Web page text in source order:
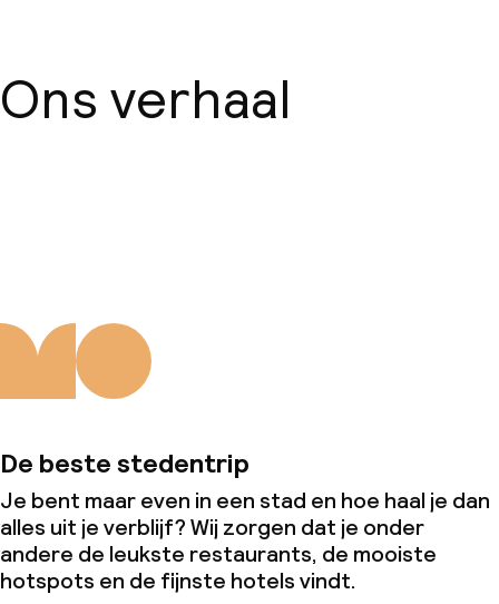
Ons verhaal
De beste stedentrip
Je bent maar even in een stad en hoe haal je dan
alles uit je verblijf? Wij zorgen dat je onder
andere de leukste restaurants, de mooiste
hotspots en de fijnste hotels vindt.